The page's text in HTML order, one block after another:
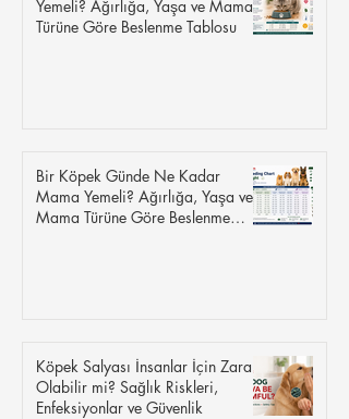
Yemeli? Ağırlığa, Yaşa ve Mama
Türüne Göre Beslenme Tablosu
Bir Köpek Günde Ne Kadar
Mama Yemeli? Ağırlığa, Yaşa ve
Mama Türüne Göre Beslenme
Köpek Salyası İnsanlar İçin Zararlı
Olabilir mi? Sağlık Riskleri,
Enfeksiyonlar ve Güvenlik